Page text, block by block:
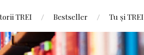
TREI Bestseller Tu și TREI